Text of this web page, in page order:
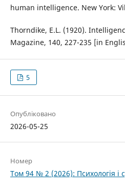
human intelligence. New York:
Thorndike, E.L. (1920).
Magazine, 140, 227-235 [in
5
Опубліковано
2026-05-25
Номер
Том 94 № 2 (2026): Психологія і